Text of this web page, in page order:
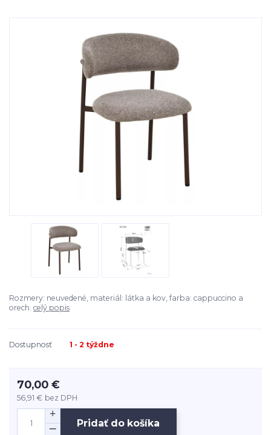
Rozmery: neuvedené, materiál: látka a kov, farba: cappuccino a
orech. celý popis
Dostupnosť 1 - 2 týždne
70,00 €
56,91 € bez DPH
Pridať do košíka